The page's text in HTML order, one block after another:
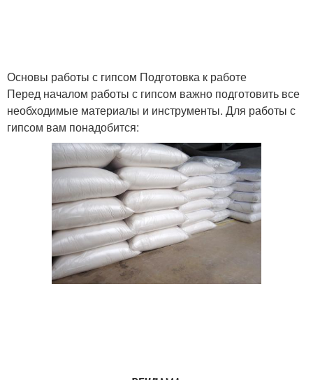
Основы работы с гипсом Подготовка к работе
Перед началом работы с гипсом важно подготовить все
необходимые материалы и инструменты. Для работы с
гипсом вам понадобится: